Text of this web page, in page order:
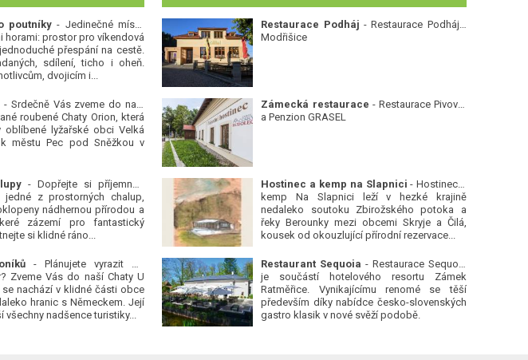
poutníky - Jedinečné místo
horami: prostor pro víkendová
přespání na cestě.
sdílení, ticho i oheň.
dvojicím i...
- Srdečně Vás zveme do naší
roubené Chaty Orion, která
oblíbené lyžařské obci Velká
městu Pec pod Sněžkou v
- Dopřejte si příjemnou
jedné z prostorných chalup,
nádhernou přírodou a
zázemí pro fantastický
si klidné ráno...
- Plánujete vyrazit do
Zveme Vás do naší Chaty U
se nachází v klidné části obce
hranic s Německem. Její
nadšence turistiky...
Restaurace Podháj - Restaurace Podháj -
Modřišice
Zámecká restaurace - Restaurace Pivovar
a Penzion GRASEL
Hostinec a kemp na Slapnici - Hostinec a
kemp Na Slapnici leží v hezké krajině
nedaleko soutoku Zbirožského potoka a
řeky Berounky mezi obcemi Skryje a Čilá,
kousek od okouzlující přírodní rezervace...
Restaurant Sequoia - Restaurace Sequoia
je součástí hotelového resortu Zámek
Ratměřice. Vynikajícímu renomé se těší
především díky nabídce česko-slovenských
gastro klasik v nové svěží podobě.